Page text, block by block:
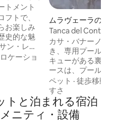
トメント
トで、
お楽しみ
史的な魅
理のレス
ぶエリ
は、リラ
お食事に
ラス、設
ロケーショ
ムラヴェーラのフ
Tanca del Conte
ベート・スイート
カサ・バナーノは
き、専用プールと
キューがある裏庭
ースは、プールサ
浴に最適です。 ベッドルームには、ダブ
ルベッドまたはシ
みで）が備えられ
広々としており、
ァベッド、ダイ
ペット ·徒歩移動
すさ
トと泊まれる宿泊
ニティ・設備